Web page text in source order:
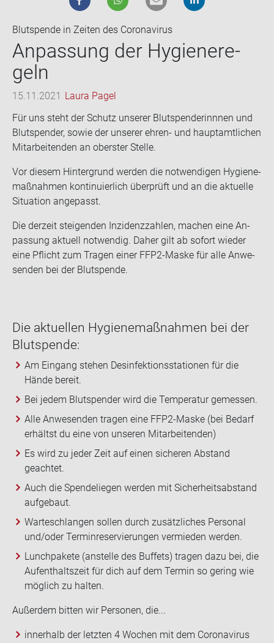
Blutspende in Zeiten des Coronavirus
An­pas­sung der Hy­gie­ne­re­
geln
15.11.2021 Laura Pagel
Für uns steht der Schutz un­se­rer Blut­spen­de­rinn­nen und
Blut­spen­der, sowie der un­se­rer ehren-​ und haupt­amt­li­chen
Mit­ar­bei­ten­den an obers­ter Stel­le.
Vor die­sem Hin­ter­grund wer­den die not­wen­di­gen Hy­gie­ne­
maß­nah­men kon­ti­nu­ier­lich über­prüft und an die ak­tu­el­le
Si­tua­ti­on an­ge­passt.
Die der­zeit stei­gen­den In­zi­denz­zah­len, ma­chen eine An­
pas­sung ak­tu­ell not­wen­dig. Daher gilt ab so­fort wie­der
eine Pflicht zum Tra­gen einer FFP2-​Maske für alle An­we­
sen­den bei der Blut­spen­de.
Die ak­tu­el­len Hy­gie­ne­maß­nah­men bei der
Blut­spen­de:
Am Eingang stehen Desinfektionsstationen für die
Hände bereit.
Bei jedem Blutspender wird die Temperatur gemessen.
Alle Anwesenden tragen eine FFP2-Maske (bei Bedarf
erhältst du eine von unseren Mitarbeitenden)
Es wird zu jeder Zeit auf einen sicheren Abstand
geachtet.
Auch die Spendeliegen werden mit Sicherheitsabstand
aufgebaut.
Warteschlangen sollen durch zusätzliches Personal
und/oder Terminreservierungen vermieden werden.
Lunchpakete (anstelle des Buffets) tragen dazu bei, die
Aufenthaltszeit für dich auf dem Termin so gering wie
möglich zu halten.
Au­ßer­dem bit­ten wir Per­so­nen, die...
innerhalb der letzten 4 Wochen mit dem Coronavirus